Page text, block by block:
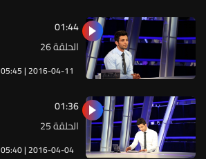
05:45 | 2016-04-11
الحلقة 26
01:44
05:40 | 2016-04-04
الحلقة 25
01:36